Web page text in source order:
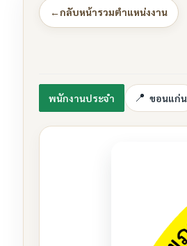
←กลับหน้ารวมตำแหน่งงาน
พนักงานประจำ ขอนแก่น